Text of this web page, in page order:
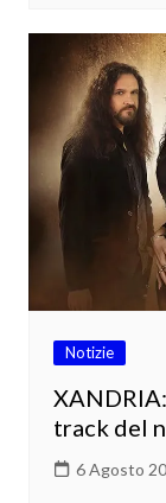
Notizie
track del
6 Agosto